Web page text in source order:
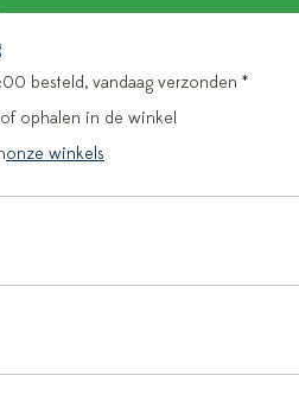
besteld, vandaag verzonden *
ophalen in de winkel
onze winkels